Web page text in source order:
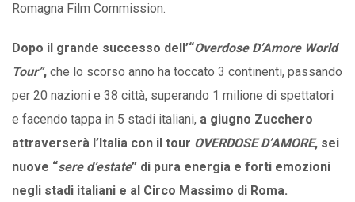
Romagna Film Commission.
Dopo il grande successo dell’“Overdose D’Amore World
Tour”, che lo scorso anno ha toccato 3 continenti, passando
per 20 nazioni e 38 città, superando 1 milione di spettatori
e facendo tappa in 5 stadi italiani, a giugno Zucchero
attraverserà l’Italia con il tour OVERDOSE D’AMORE, sei
nuove “sere d’estate” di pura energia e forti emozioni
negli stadi italiani e al Circo Massimo di Roma.